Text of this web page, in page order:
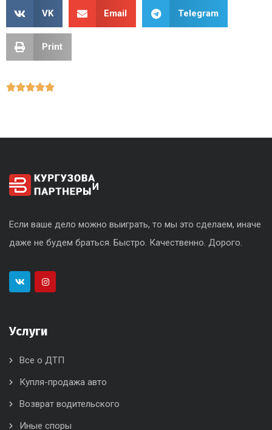
VK Email Telegram
Print

Если ваше дело можно выиграть, то мы это сделаем, иначе
даже не будем браться. Быстро. Качественно. Дорого.
Услуги
Все о ДТП
Купля-продажа авто
Возврат водительского
Иные споры